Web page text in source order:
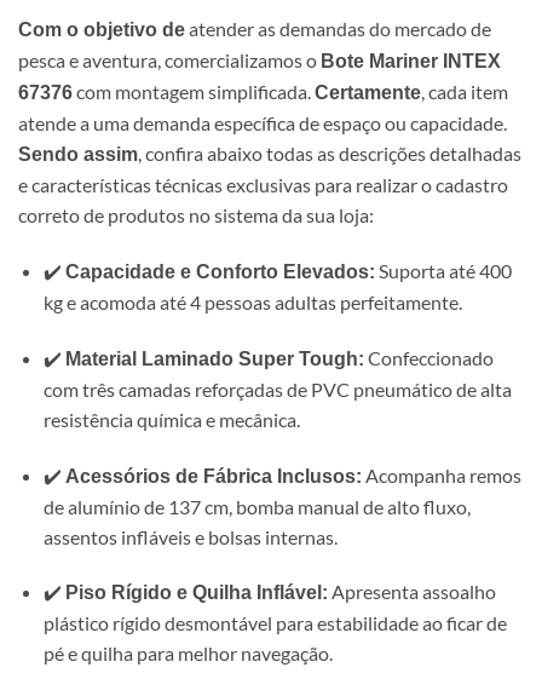
Com o objetivo deatender as demandas do mercado de
pesca e aventura, comercializamos o Bote Mariner INTEX
67376com montagem simplificada.Certamente, cada item
atende a uma demanda específica de espaço ou capacidade.
Sendo assim, confira abaixo todas as descrições detalhadas
e características técnicas exclusivas para realizar o cadastro
correto de produtos no sistema da sua loja:
✔️ Capacidade e Conforto Elevados: Suporta até 400
kg e acomoda até 4 pessoas adultas perfeitamente.
✔️ Material Laminado Super Tough: Confeccionado
com três camadas reforçadas de PVC pneumático de alta
resistência química e mecânica.
✔️ Acessórios de Fábrica Inclusos: Acompanha remos
de alumínio de 137 cm, bomba manual de alto fluxo,
assentos infláveis e bolsas internas.
✔️ Piso Rígido e Quilha Inflável: Apresenta assoalho
plástico rígido desmontável para estabilidade ao ficar de
pé e quilha para melhor navegação.